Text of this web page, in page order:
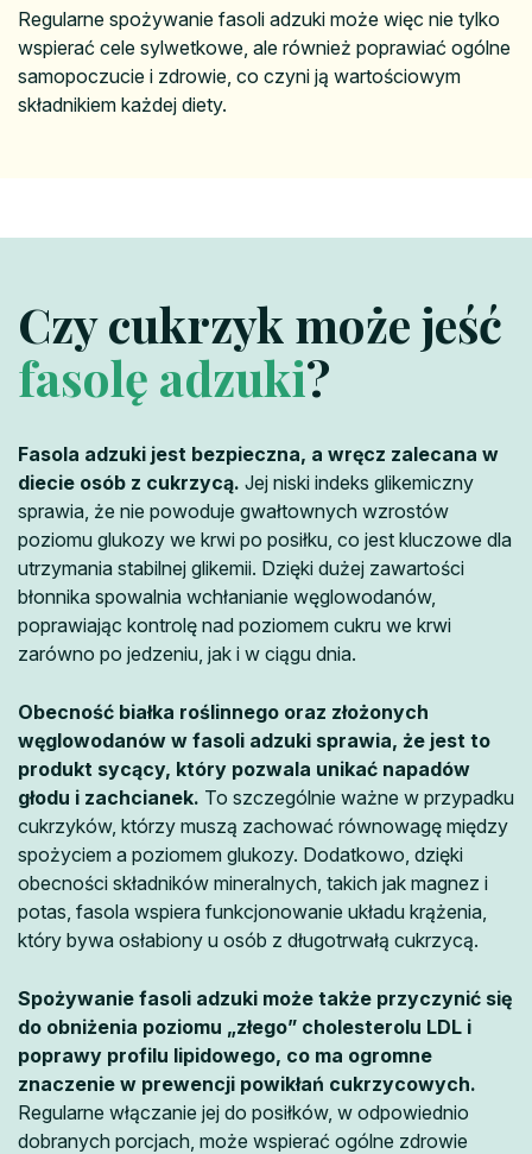
Regularne spożywanie fasoli adzuki może więc nie tylko
wspierać cele sylwetkowe, ale również poprawiać ogólne
samopoczucie i zdrowie, co czyni ją wartościowym
składnikiem każdej diety.
Czy cukrzyk może jeść
fasolę adzuki?
Fasola adzuki jest bezpieczna, a wręcz zalecana w
diecie osób z cukrzycą. Jej niski indeks glikemiczny
sprawia, że nie powoduje gwałtownych wzrostów
poziomu glukozy we krwi po posiłku, co jest kluczowe dla
utrzymania stabilnej glikemii. Dzięki dużej zawartości
błonnika spowalnia wchłanianie węglowodanów,
poprawiając kontrolę nad poziomem cukru we krwi
zarówno po jedzeniu, jak i w ciągu dnia.
Obecność białka roślinnego oraz złożonych
węglowodanów w fasoli adzuki sprawia, że jest to
produkt sycący, który pozwala unikać napadów
głodu i zachcianek. To szczególnie ważne w przypadku
cukrzyków, którzy muszą zachować równowagę między
spożyciem a poziomem glukozy. Dodatkowo, dzięki
obecności składników mineralnych, takich jak magnez i
potas, fasola wspiera funkcjonowanie układu krążenia,
który bywa osłabiony u osób z długotrwałą cukrzycą.
Spożywanie fasoli adzuki może także przyczynić się
do obniżenia poziomu „złego” cholesterolu LDL i
poprawy profilu lipidowego, co ma ogromne
znaczenie w prewencji powikłań cukrzycowych.
Regularne włączanie jej do posiłków, w odpowiednio
dobranych porcjach, może wspierać ogólne zdrowie